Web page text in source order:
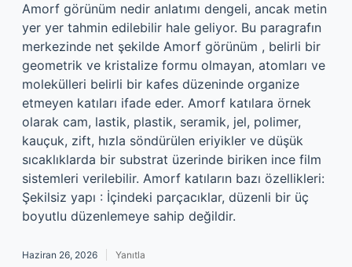
Amorf görünüm nedir anlatımı dengeli, ancak metin
yer yer tahmin edilebilir hale geliyor. Bu paragrafın
merkezinde net şekilde Amorf görünüm , belirli bir
geometrik ve kristalize formu olmayan, atomları ve
molekülleri belirli bir kafes düzeninde organize
etmeyen katıları ifade eder. Amorf katılara örnek
olarak cam, lastik, plastik, seramik, jel, polimer,
kauçuk, zift, hızla söndürülen eriyikler ve düşük
sıcaklıklarda bir substrat üzerinde biriken ince film
sistemleri verilebilir. Amorf katıların bazı özellikleri:
Şekilsiz yapı : İçindeki parçacıklar, düzenli bir üç
boyutlu düzenlemeye sahip değildir.
Haziran 26, 2026 Yanıtla